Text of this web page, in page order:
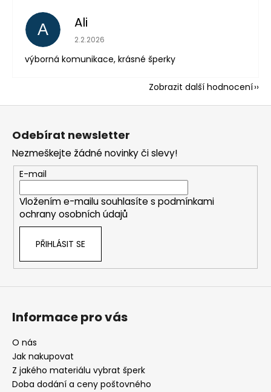
A Ali
Hodnocení obchodu je 5 z 5 hvězdiček.
2.2.2026
výborná komunikace, krásné šperky
Zobrazit další hodnocení
Z
Odebírat newsletter
Nezmeškejte žádné novinky či slevy!
E-mail
Vložením e-mailu souhlasíte s podmínkami
ochrany osobních údajů
PŘIHLÁSIT SE
Informace pro vás
O nás
Jak nakupovat
Z jakého materiálu vybrat šperk
Doba dodání a ceny poštovného